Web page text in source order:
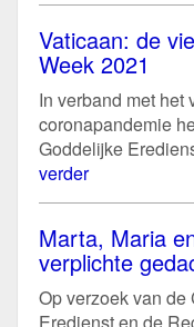
Vaticaan: de
Week 2021
In verband met het
coronapandemie
Goddelijke
verder
Marta, Maria
verplichte
Op verzoek van